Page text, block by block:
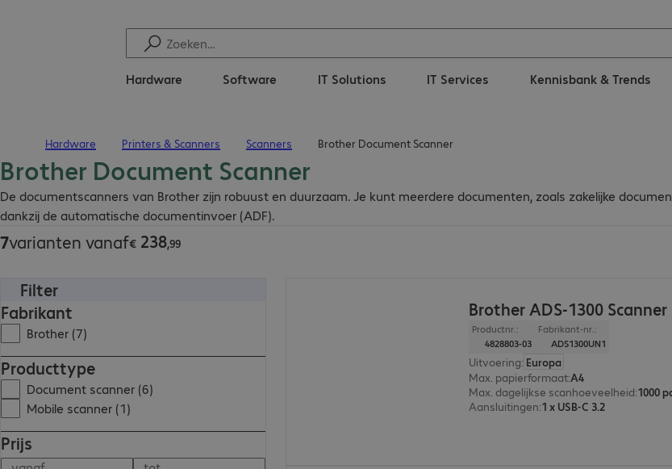
Hardware Software IT Solutions IT Services Kennisbank & Trends
Hardware Printers & Scanners Scanners Brother Document Scanner
Brother Document Scanner
De documentscanners van Brother zijn robuust en duurzaam. Je kunt meerdere documenten, zoals zakelijke
dankzij de automatische documentinvoer (ADF).
7varianten vanaf€ 238,99
€ 238,99
Filter
Fabrikant
Brother (7)
Producttype
Document scanner (6)
Mobile scanner (1)
Prijs
Brother ADS-1300 Scanner
Productnr.:
4828803-03
Fabrikant-nr.:
ADS1300UN1
Uitvoering: Europa
Max. papierformaat:A4
Max. dagelijkse scanhoeveelheid:1000
Aansluitingen:1 x USB-C 3.2